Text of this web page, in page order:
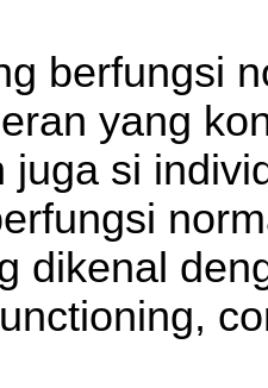
berfungsi
yang
juga si
dikenal